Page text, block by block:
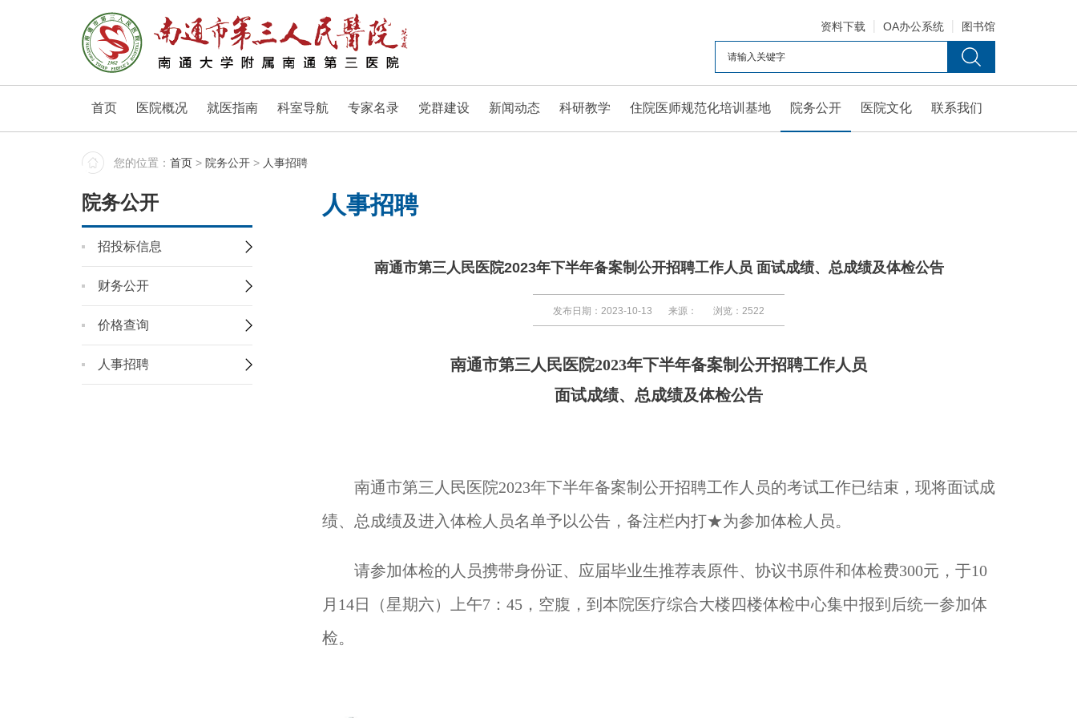
资料下载 OA办公系统 图书馆
首页 医院概况 就医指南 科室导航 专家名录 党群建设 新闻动态 科研教学 住院医师规范化培训基地 院务公开 医院文化 联系我们
您的位置： 首页 > 院务公开 > 人事招聘
院务公开
招投标信息
财务公开
价格查询
人事招聘
人事招聘
南通市第三人民医院2023年下半年备案制公开招聘工作人员 面试成绩、总成绩及体检公告
发布日期：2023-10-13 来源： 浏览：2522
南通市第三人民医院2023年下半年备案制公开招聘工作人员
面试成绩、总成绩及体检公告
南通市第三人民医院2023年下半年备案制公开招聘工作人员的考试工作已结束，现将面试成
绩、总成绩及进入体检人员名单予以公告，备注栏内打★为参加体检人员。
请参加体检的人员携带身份证、应届毕业生推荐表原件、协议书原件和体检费300元，于10
月 14日（星期六）上午7 ： 45 ，空腹，到本院医疗综合大楼四楼体检中心集中报到后统一参加体
检。